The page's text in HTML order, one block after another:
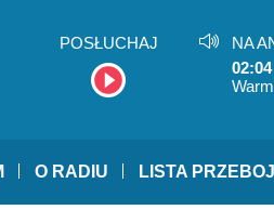
POSŁUCHAJ
NA
02:04
O RADIU LISTA